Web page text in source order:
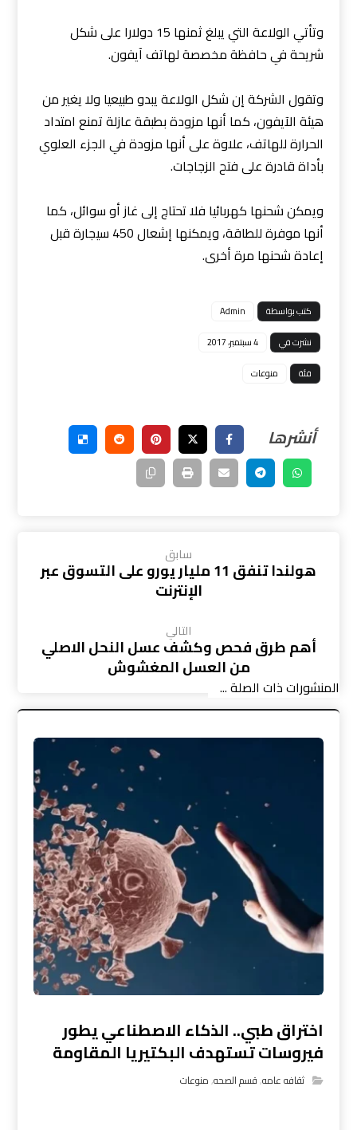
وتأتي الولاعة التي يبلغ ثمنها 15 دولارا على شكل
شريحة في حافظة مخصصة لهاتف آيفون.
وتقول الشركة إن شكل الولاعة يبدو طبيعيا ولا يغير من
هيئة الآيفون، كما أنها مزودة بطبقة عازلة تمنع امتداد
الحرارة للهاتف، علاوة على أنها مزودة في الجزء العلوي
بأداة قادرة على فتح الزجاجات.
ويمكن شحنها كهربائيا فلا تحتاج إلى غاز أو سوائل، كما
أنها موفرة للطاقة، ويمكنها إشعال 450 سيجارة قبل
إعادة شحنها مرة أخرى.
كتب بواسطة
Admin
نشرت في
4 سبتمبر، 2017
فئة
منوعات
سابق
هولندا تنفق 11 مليار يورو على التسوق عبر
الإنترنت
التالي
أهم طرق فحص وكشف عسل النحل الاصلي
من العسل المغشوش
المنشورات ذات الصلة ...
اختراق طبي.. الذكاء الاصطناعي يطور
فيروسات تستهدف البكتيريا المقاومة
ثقافه عامه,قسم الصحه,منوعات